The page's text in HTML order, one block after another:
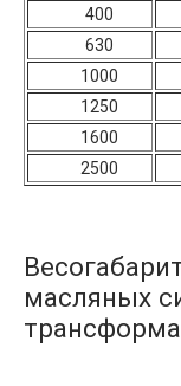
400
630
1000
1250
1600
2500
масляных